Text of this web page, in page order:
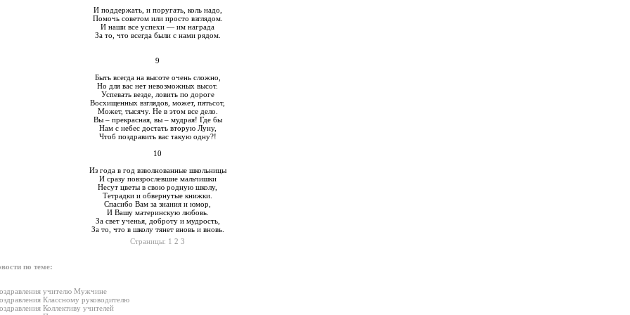
И поддержать, и поругать, коль надо,
Помочь советом или просто взглядом.
И наши все успехи — им награда
За то, что всегда были с нами рядом.
9
Быть всегда на высоте очень сложно,
Но для вас нет невозможных высот.
Успевать везде, ловить по дороге
Восхищенных взглядов, может, пятьсот,
Может, тысячу. Не в этом все дело.
Вы – прекрасная, вы – мудрая! Где бы
Нам с небес достать вторую Луну,
Чтоб поздравить вас такую одну?!
10
Из года в год взволнованные школьницы
И сразу повзрослевшие мальчишки
Несут цветы в свою родную школу,
Тетрадки и обвернутые книжки.
Спасибо Вам за знания и юмор,
И Вашу материнскую любовь.
За свет ученья, доброту и мудрость,
За то, что в школу тянет вновь и вновь.
Страницы: 1 2 3
по теме:
учителю Мужчине
Классному руководителю
Коллективу учителей